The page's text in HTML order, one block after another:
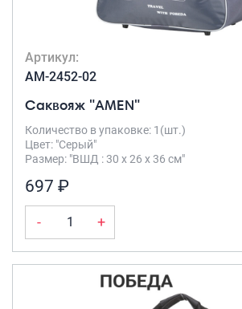
Артикул:
AM-2452-02
Саквояж "AMEN"
Количество в упаковке: 1(шт.)
Цвет: "Серый"
Размер: "ВШД : 30 х 26 х 36 см"
697 ₽
- +